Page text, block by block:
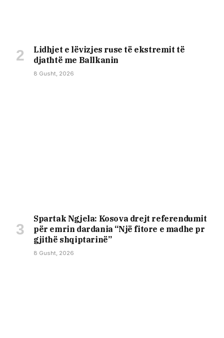
Lidhjet e lëvizjes ruse të ekstremit të
djathtë me Ballkanin
8 Gusht, 2026
Spartak Ngjela: Kosova drejt referendumit
për emrin dardania “Një fitore e madhe pr
gjithë shqiptarinë”
8 Gusht, 2026